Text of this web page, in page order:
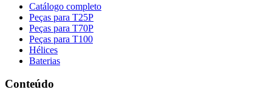
Catálogo completo
Peças para T25P
Peças para T70P
Peças para T100
Hélices
Baterias
Conteúdo